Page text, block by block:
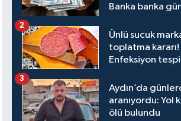
Banka banka
Ünlü sucuk
toplatma kararı!
Enfeksiyon
2
Aydın’da
aranıyordu: Yol
ölü bulundu
3